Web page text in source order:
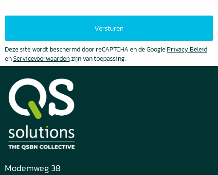
Deze site wordt beschermd door reCAPTCHA en de GooglePrivacy Beleid
enServicevoorwaardenzijn van toepassing.
Modemweg 38